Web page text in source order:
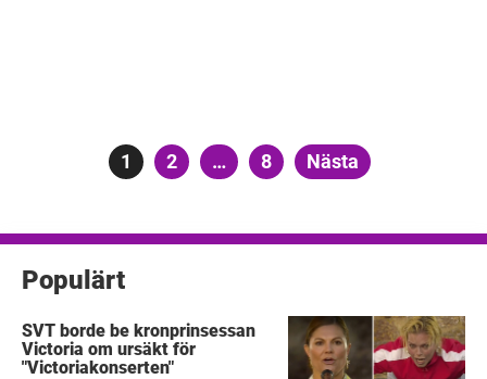
Sidnumrering
Sida
1 Sida
2 … Sida
8 Nästa
Populärt
SVT borde be kronprinsessan
Victoria om ursäkt för
"Victoriakonserten"